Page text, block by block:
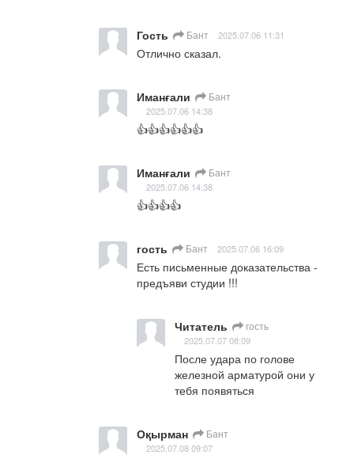
Гость Бант 2025.07.06 11:31
Отлично сказал.
Иманғали Бант
2025.07.06 14:38
👍👍👍👍👍👍
Иманғали Бант
2025.07.06 14:38
👍👍👍👍
гость Бант 2025.07.06 16:09
Есть письменные доказательства -
предъяви студии !!!
Читатель гость
2025.07.07 08:09
После удара по голове
железной арматурой они у
тебя появяться
Оқырман Бант
2025.07.08 09:07